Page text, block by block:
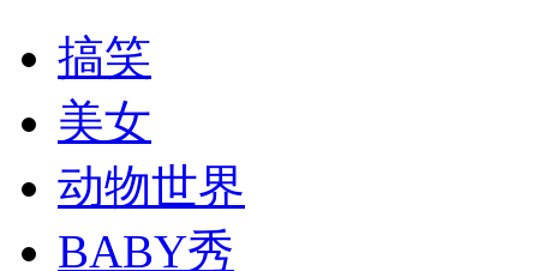
搞笑
美女
动物世界
BABY秀